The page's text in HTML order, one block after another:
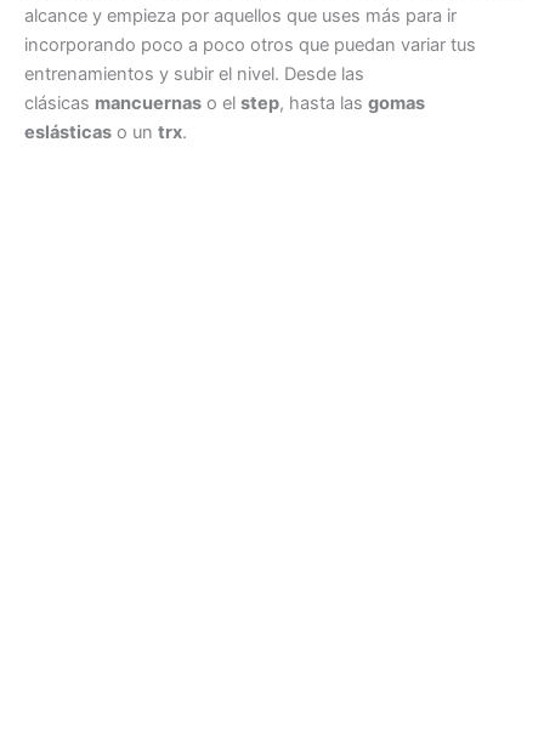
alcance y empieza por aquellos que uses más para ir
incorporando poco a poco otros que puedan variar tus
entrenamientos y subir el nivel. Desde las
clásicas mancuernas o el step, hasta las gomas
eslásticas o un trx.